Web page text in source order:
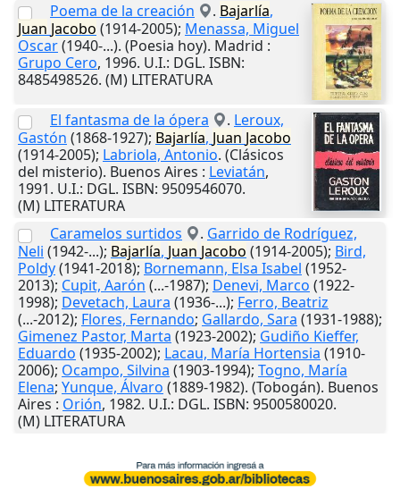
Poema de la creación
. Bajarlía,
Juan Jacobo (1914-2005); Menassa, Miguel
Oscar(1940-...). (Poesia hoy). Madrid :
Grupo Cero, 1996. U.I.: DGL. ISBN:
8485498526. (M) LITERATURA
El fantasma de la ópera . Leroux,
Gastón (1868-1927); Bajarlía, Juan Jacobo
(1914-2005); Labriola, Antonio. (Clásicos
del misterio). Buenos Aires : Leviatán,
1991. U.I.: DGL. ISBN: 9509546070.
(M) LITERATURA
Caramelos surtidos
. Garrido de Rodríguez,
Neli (1942-...); Bajarlía, Juan Jacobo (1914-2005); Bird,
Poldy(1941-2018); Bornemann, Elsa Isabel (1952-
2013); Cupit, Aarón (...-1987); Denevi, Marco (1922-
1998); Devetach, Laura (1936-...); Ferro, Beatriz
(...-2012); Flores, Fernando; Gallardo, Sara (1931-1988);
Gimenez Pastor, Marta (1923-2002); Gudiño Kieffer,
Eduardo (1935-2002); Lacau, María Hortensia (1910-
2006); Ocampo, Silvina (1903-1994); Togno, María
Elena; Yunque, Álvaro (1889-1982). (Tobogán). Buenos
Aires : Orión, 1982. U.I.: DGL. ISBN: 9500580020.
(M) LITERATURA